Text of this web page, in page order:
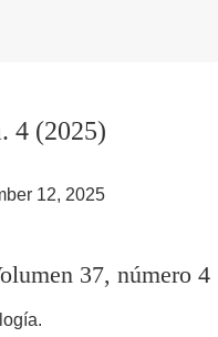
4 (2025)
12, 2025
37, número 4